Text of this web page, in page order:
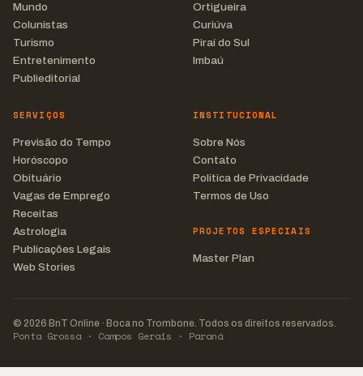
Mundo
Colunistas
Turismo
Entretenimento
Publieditorial
Ortigueira
Curiúva
Piraí do Sul
Imbaú
SERVIÇOS
Previsão do Tempo
Horóscopo
Obituário
Vagas de Emprego
Receitas
Astrologia
Publicações Legais
Web Stories
INSTITUCIONAL
Sobre Nós
Contato
Política de Privacidade
Termos de Uso
PROJETOS ESPECIAIS
Master Plan
© 2026 BnT Online · Boca no Trombone. Todos os direitos reservados.
Ponta Grossa · Campos Gerais · Paraná